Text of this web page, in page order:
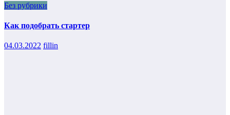
Без рубрики
Как подобрать стартер
04.03.2022 fillin